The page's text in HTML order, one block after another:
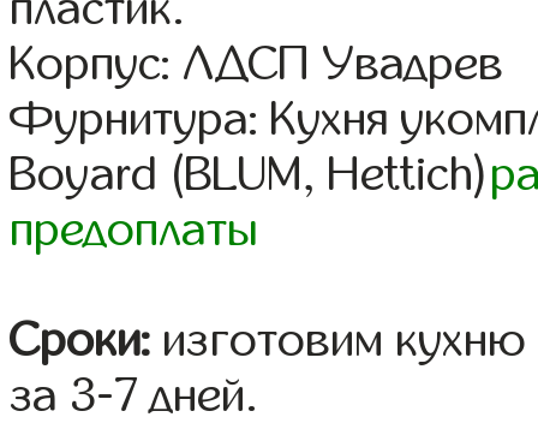
Корпус: ЛДСП Увадрев
Фурнитура: Кухня
Boyard (BLUM, Hettich)
предоплаты
Сроки: изготовим
за 3-7 дней.